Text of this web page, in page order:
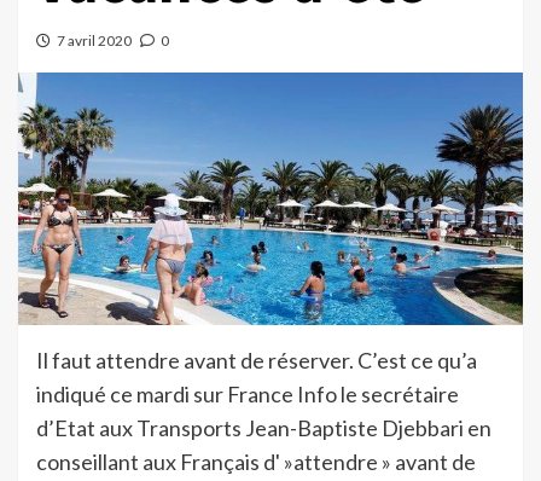
7 avril 2020 0
Il faut attendre avant de réserver. C’est ce qu’a
indiqué ce mardi sur France Info le secrétaire
d’Etat aux Transports Jean-Baptiste Djebbari en
conseillant aux Français d' »attendre » avant de